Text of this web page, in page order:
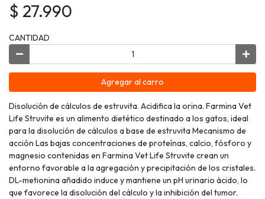
$ 27.990
CANTIDAD
Agregar al carro
Disolución de cálculos de estruvita. Acidifica la orina. Farmina Vet
Life Struvite es un alimento dietético destinado a los gatos, ideal
para la disolución de cálculos a base de estruvita Mecanismo de
acción Las bajas concentraciones de proteínas, calcio, fósforo y
magnesio contenidas en Farmina Vet Life Struvite crean un
entorno favorable a la agregación y precipitación de los cristales.
DL-metionina añadido induce y mantiene un pH urinario ácido, lo
que favorece la disolución del cálculo y la inhibición del tumor.